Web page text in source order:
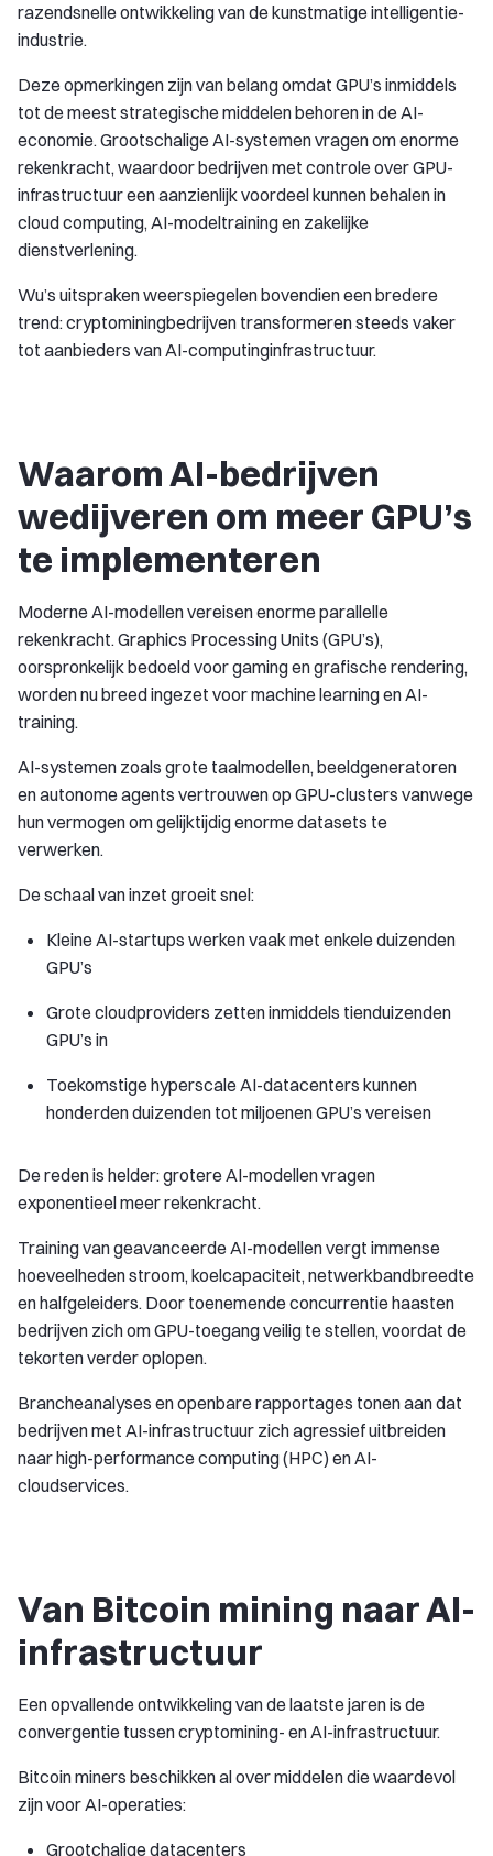
razendsnelle ontwikkeling van de kunstmatige intelligentie-
industrie.
Deze opmerkingen zijn van belang omdat GPU’s inmiddels
tot de meest strategische middelen behoren in de AI-
economie. Grootschalige AI-systemen vragen om enorme
rekenkracht, waardoor bedrijven met controle over GPU-
infrastructuur een aanzienlijk voordeel kunnen behalen in
cloud computing, AI-modeltraining en zakelijke
dienstverlening.
Wu’s uitspraken weerspiegelen bovendien een bredere
trend: cryptominingbedrijven transformeren steeds vaker
tot aanbieders van AI-computinginfrastructuur.
Waarom AI-bedrijven
wedijveren om meer GPU’s
te implementeren
Moderne AI-modellen vereisen enorme parallelle
rekenkracht. Graphics Processing Units (GPU’s),
oorspronkelijk bedoeld voor gaming en grafische rendering,
worden nu breed ingezet voor machine learning en AI-
training.
AI-systemen zoals grote taalmodellen, beeldgeneratoren
en autonome agents vertrouwen op GPU-clusters vanwege
hun vermogen om gelijktijdig enorme datasets te
verwerken.
De schaal van inzet groeit snel:
Kleine AI-startups werken vaak met enkele duizenden
GPU’s
Grote cloudproviders zetten inmiddels tienduizenden
GPU’s in
Toekomstige hyperscale AI-datacenters kunnen
honderden duizenden tot miljoenen GPU’s vereisen
De reden is helder: grotere AI-modellen vragen
exponentieel meer rekenkracht.
Training van geavanceerde AI-modellen vergt immense
hoeveelheden stroom, koelcapaciteit, netwerkbandbreedte
en halfgeleiders. Door toenemende concurrentie haasten
bedrijven zich om GPU-toegang veilig te stellen, voordat de
tekorten verder oplopen.
Brancheanalyses en openbare rapportages tonen aan dat
bedrijven met AI-infrastructuur zich agressief uitbreiden
naar high-performance computing (HPC) en AI-
cloudservices.
Van Bitcoin mining naar AI-
infrastructuur
Een opvallende ontwikkeling van de laatste jaren is de
convergentie tussen cryptomining- en AI-infrastructuur.
Bitcoin miners beschikken al over middelen die waardevol
zijn voor AI-operaties:
Grootchalige datacenters